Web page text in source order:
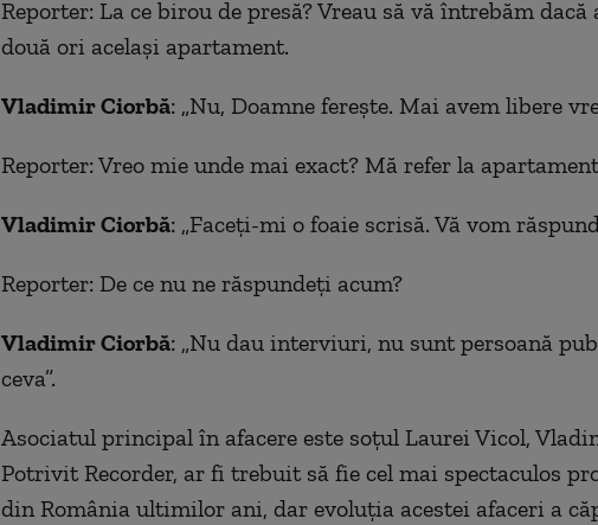
Reporter: La ce birou de presă? Vreau să vă întrebăm
două ori același apartament.
Vladimir Ciorbă: „Nu, Doamne ferește. Mai avem libere
Reporter: Vreo mie unde mai exact? Mă refer la
Vladimir Ciorbă: „Faceți-mi o foaie scrisă. Vă vom
Reporter: De ce nu ne răspundeți acum?
Vladimir Ciorbă: „Nu dau interviuri, nu sunt persoană
ceva”.
Asociatul principal în afacere este soțul Laurei Vicol,
Potrivit Recorder, ar fi trebuit să fie cel mai spectaculos
din România ultimilor ani, dar evoluția acestei afaceri a